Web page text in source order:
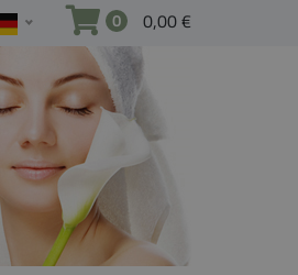
0 0,00 €